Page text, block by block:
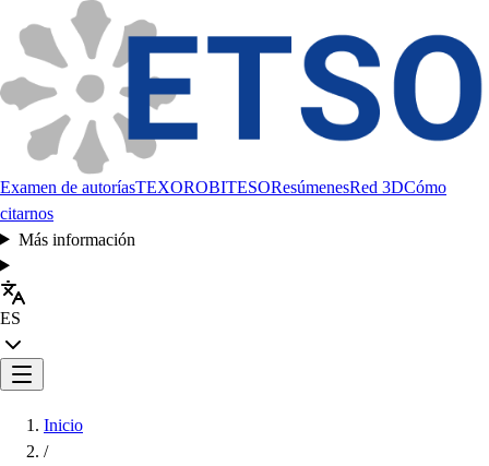
Examen de autoríasTEXOROBITESOResúmenesRed 3DCómo
citarnos
Más información
ES
Inicio
/